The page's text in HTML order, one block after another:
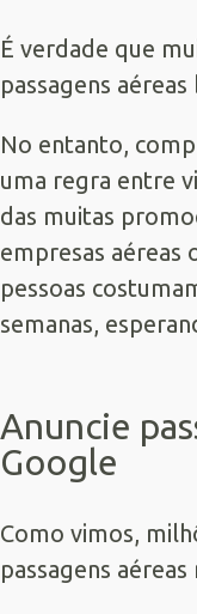
É verdade que
passagens
No entanto,
uma regra entre
das muitas
empresas aéreas
pessoas
semanas,
Anuncie
Google
Como vimos,
passagens